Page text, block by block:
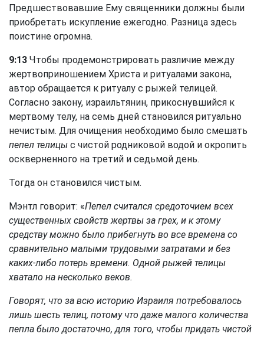
Предшествовавшие Ему священники должны были
приобретать искупление ежегодно. Разница здесь
поистине огромна.
9:13 Чтобы продемонстрировать различие между
жертвоприношением Христа и ритуалами закона,
автор обращается к ритуалу с рыжей телицей.
Согласно закону, израильтянин, прикоснувшийся к
мертвому телу, на семь дней становился ритуально
нечистым. Для очищения необходимо было смешать
пепел телицы с чистой родниковой водой и окропить
оскверненного на третий и седьмой день.
Тогда он становился чистым.
Мэнтл говорит: «Пепел считался средоточием всех
существенных свойств жертвы за грех, и к этому
средству можно было прибегнуть во все времена со
сравнительно малыми трудовыми затратами и без
каких-либо потерь времени. Одной рыжей телицы
хватало на несколько веков.
Говорят, что за всю историю Израиля потребовалось
лишь шесть телиц, потому что даже малого количества
пепла было достаточно, для того, чтобы придать чистой